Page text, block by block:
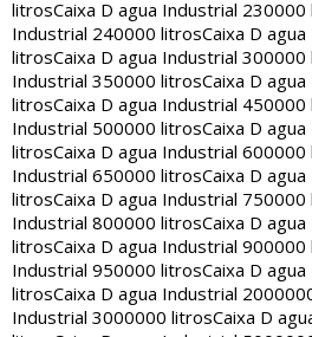
litrosCaixa D agua Industrial
Industrial 240000 litrosCaixa D
litrosCaixa D agua Industrial
Industrial 350000 litrosCaixa D
litrosCaixa D agua Industrial
Industrial 500000 litrosCaixa D
litrosCaixa D agua Industrial
Industrial 650000 litrosCaixa D
litrosCaixa D agua Industrial
Industrial 800000 litrosCaixa D
litrosCaixa D agua Industrial
Industrial 950000 litrosCaixa D
litrosCaixa D agua Industrial
Industrial 3000000 litrosCaixa D